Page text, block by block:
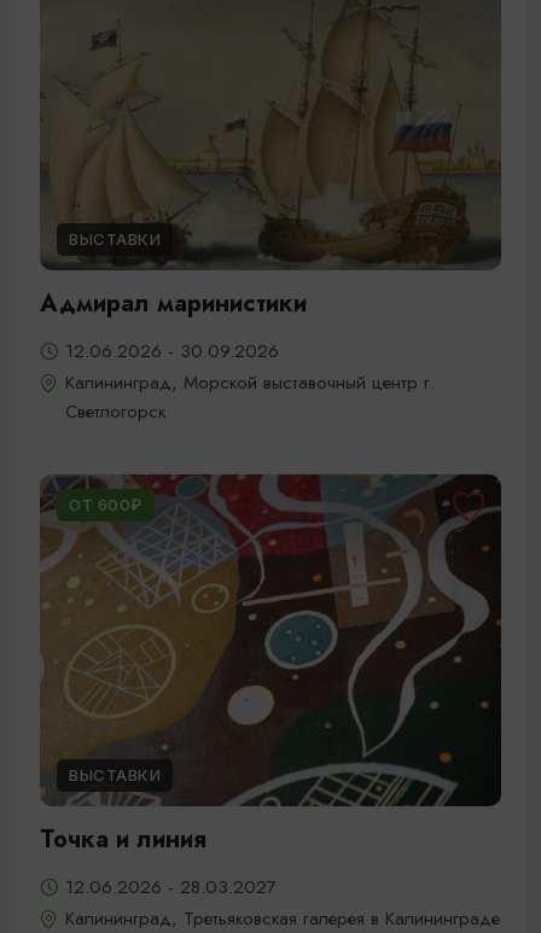
ВЫСТАВКИ
Адмирал маринистики
12.06.2026 - 30.09.2026
Калининград, Морской выставочный центр г.
Светлогорск
ОТ 600₽
ВЫСТАВКИ
Точка и линия
12.06.2026 - 28.03.2027
Калининград, Третьяковская галерея в Калининграде